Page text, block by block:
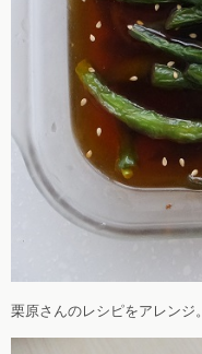
栗原さんのレシピをアレンジ。